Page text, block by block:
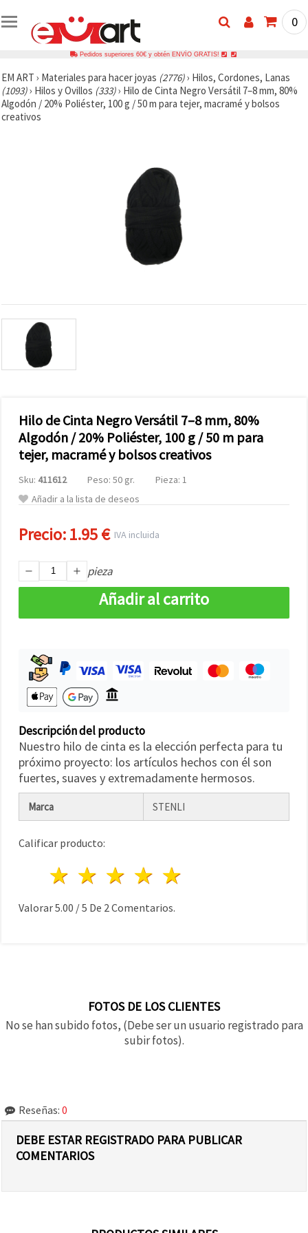
0
Pedidos superiores 60€ y obtén ENVÍO GRATIS!
EM ART › Materiales para hacer joyas (2776)› Hilos, Cordones, Lanas
(1093)› Hilos y Ovillos (333)› Hilo de Cinta Negro Versátil 7–8 mm, 80%
Algodón / 20% Poliéster, 100 g / 50 m para tejer, macramé y bolsos
creativos
Hilo de Cinta Negro Versátil 7–8 mm, 80%
Algodón / 20% Poliéster, 100 g / 50 m para
tejer, macramé y bolsos creativos
Sku: 411612 Peso: 50 gr.
Pieza: 1
Añadir a la lista de deseos
Precio:1.95 €IVA incluida
pieza
Añadir al carrito
Descripción del producto
Nuestro hilo de cinta es la elección perfecta para tu
próximo proyecto: los artículos hechos con él son
fuertes, suaves y extremadamente hermosos.
Marca STENLI
Calificar producto:
4 estrellas
3 estrellas
2 estrellas
1 estrella
Valorar5.00 /5 De 2 Comentarios.
FOTOS DE LOS CLIENTES
No se han subido fotos, (Debe ser un usuario registrado para
subir fotos).
Reseñas: 0
DEBE ESTAR REGISTRADO PARA PUBLICAR
COMENTARIOS